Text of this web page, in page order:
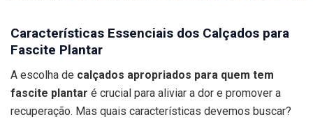
Características Essenciais dos Calçados para
Fascite Plantar
A escolha de calçados apropriados para quem tem
fascite plantar é crucial para aliviar a dor e promover a
recuperação. Mas quais características devemos buscar?